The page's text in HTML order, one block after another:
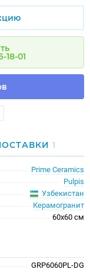
18-01
1
Prime Ceramics
Pulpis
Узбекистан
Керамогранит
60x60 см
GRP6060PL-DG